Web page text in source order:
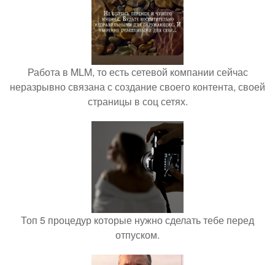
Работа в MLM, то есть сетевой компании сейчас
неразрывно связана с создание своего контента, своей
страницы в соц сетях.
Топ 5 процедур которые нужно сделать тебе перед
отпуском.